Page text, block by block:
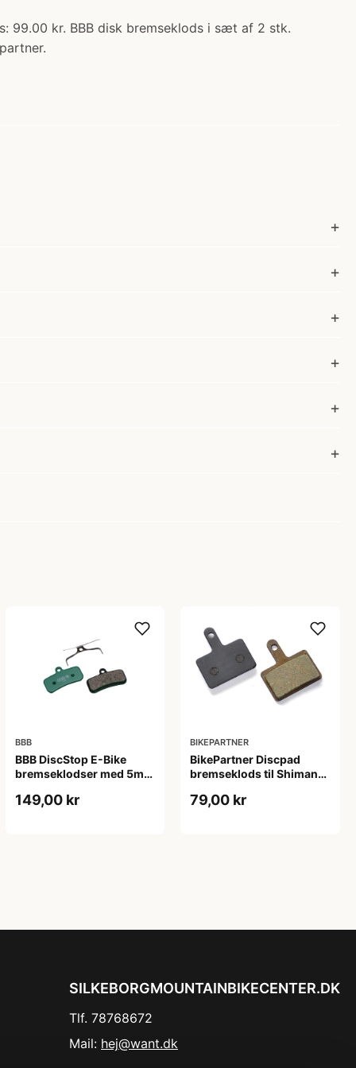
99.00 kr. BBB disk bremseklods i sæt af 2 stk.
BBB
BBB DiscStop E-Bike
bremseklodser med 5mm
særligt til elcykler -
149,00 kr
BIKEPARTNER
BikePartner Discpad
bremseklods til Shimano
M515/525/465/475/495
79,00 kr
SILKEBORGMOUNTAINBIKECENTER.DK
Tlf. 78768672
Mail: hej@want.dk